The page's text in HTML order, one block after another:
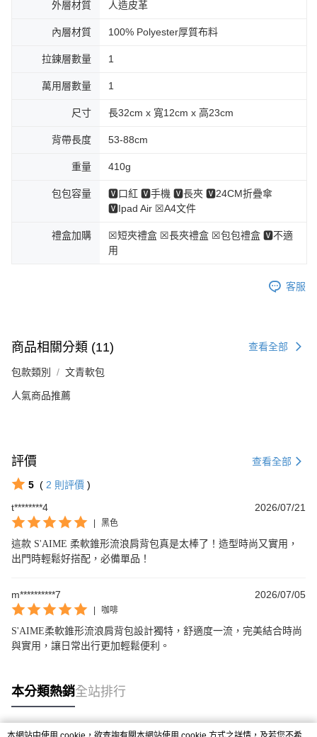
外層材質 人造皮革
內層材質 100% Polyester厚質布料
拉鍊層數量 1
萬用層數量 1
尺寸 長32cm x 寬12cm x 高23cm
背帶長度 53-88cm
重量 410g
包包容量
🆅口紅 🆅手機 🆅長夾 🆅24CM折疊傘
🆅Ipad Air ☒A4文件
禮盒加購
☒短夾禮盒 ☒長夾禮盒 ☒包包禮盒 🆅不適
用
客服
商品相關分類 (11) 查看全部
包款類別 文青軟包
人氣商品推薦
評價 查看全部
5 ( 2 則評價 )
t********4
2026/07/21
黑色
這款 S'AIME 柔軟錐形流浪肩背包真是太棒了！造型時尚又實用，
出門時輕鬆好搭配，必備單品！
m**********7 2026/07/05
咖啡
S'AIME柔軟錐形流浪肩背包設計獨特，舒適度一流，完美結合時尚
與實用，讓日常出行更加輕鬆便利。
本分類熱銷全站排行